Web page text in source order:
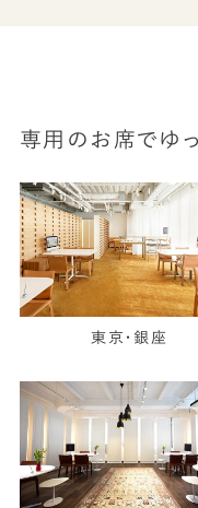
専用のお席でゆ
東京・銀座